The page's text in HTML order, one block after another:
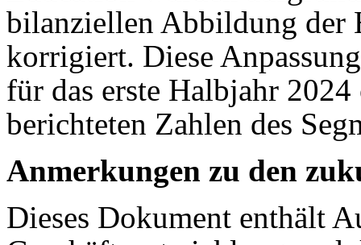
bilanziellen Abbildung der
korrigiert. Diese
für das erste Halbjahr
berichteten Zahlen des
Anmerkungen zu den
Dieses Dokument enthält